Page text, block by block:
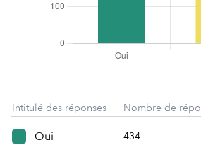
Intitulé des réponses Nombre de
Oui 434